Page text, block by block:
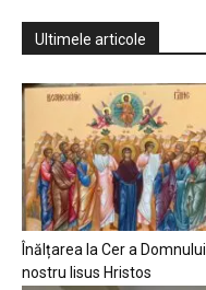
Ultimele articole
Înălțarea la Cer a Domnului
nostru Iisus Hristos